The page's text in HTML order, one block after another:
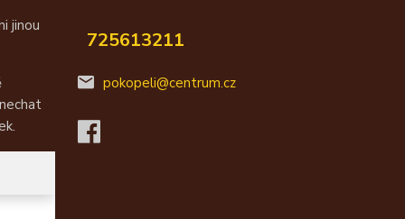
jinou
725613211
pokopeli@centrum.cz